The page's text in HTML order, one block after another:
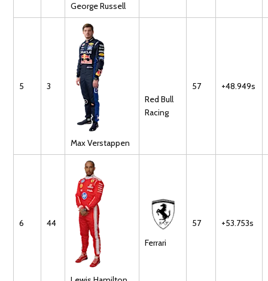
GeorgeRussell
5 3
MaxVerstappen
Red Bull
Racing
57 +48.949s
6 44
Ferrari
57 +53.753s